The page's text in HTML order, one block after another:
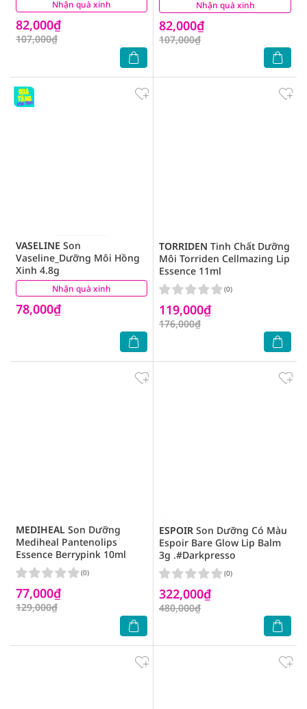
Nhận quà xinh
82,000₫
107,000₫
(2) Nhận quà xinh
82,000₫
107,000₫
(3)
Nhận quà xinh
VASELINE Son
Vaseline_Dưỡng Môi Hồng
Xinh 4.8g
78,000₫
(6)
TORRIDEN Tinh Chất Dưỡng
Môi Torriden Cellmazing Lip
Essence 11ml
119,000₫
176,000₫
(0)
MEDIHEAL Son Dưỡng
Mediheal Pantenolips
Essence Berrypink 10ml
77,000₫
129,000₫
(0)
ESPOIR Son Dưỡng Có Màu
Espoir Bare Glow Lip Balm
3g .#Darkpresso
322,000₫
480,000₫
(0)